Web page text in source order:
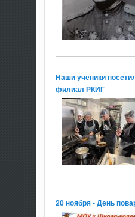
Наши ученики
филиал РКИГ
20 ноября - День